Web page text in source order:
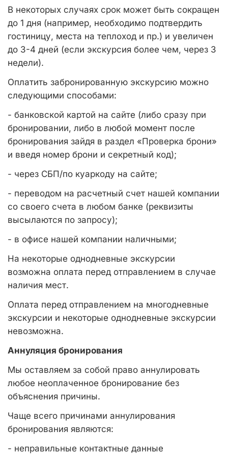
В некоторых случаях срок может быть сокращен
до 1 дня (например, необходимо подтвердить
гостиницу, места на теплоход и пр.) и увеличен
до 3-4 дней (если экскурсия более чем, через 3
недели).
Оплатить забронированную экскурсию можно
следующими способами:
- банковской картой на сайте (либо сразу при
бронировании, либо в любой момент после
бронирования зайдя в раздел «Проверка брони»
и введя номер брони и секретный код);
- через СБП/по куаркоду на сайте;
- переводом на расчетный счет нашей компании
со своего счета в любом банке (реквизиты
высылаются по запросу);
- в офисе нашей компании наличными;
На некоторые однодневные экскурсии
возможна оплата перед отправлением в случае
наличия мест.
Оплата перед отправлением на многодневные
экскурсии и некоторые однодневные экскурсии
невозможна.
Аннуляция бронирования
Мы оставляем за собой право аннулировать
любое неоплаченное бронирование без
объяснения причины.
Чаще всего причинами аннулирования
бронирования являются:
- неправильные контактные данные